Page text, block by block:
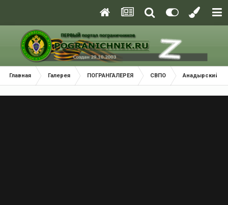
Главная Галерея ПОГРАНГАЛЕРЕЯ СВПО Анадырский